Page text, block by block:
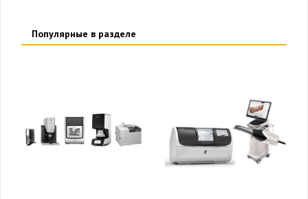
Популярные в разделе